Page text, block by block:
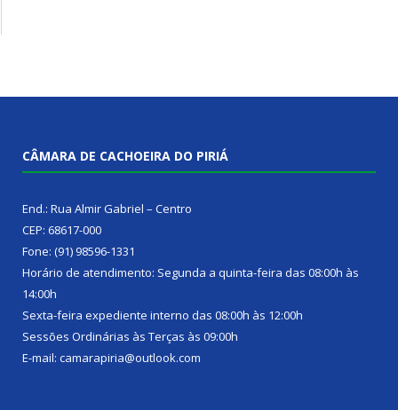
CÂMARA DE CACHOEIRA DO PIRIÁ
End.: Rua Almir Gabriel – Centro
CEP: 68617-000
Fone: (91) 98596-1331
Horário de atendimento: Segunda a quinta-feira das 08:00h às
14:00h
Sexta-feira expediente interno das 08:00h às 12:00h
Sessões Ordinárias às Terças às 09:00h
E-mail: camarapiria@outlook.com